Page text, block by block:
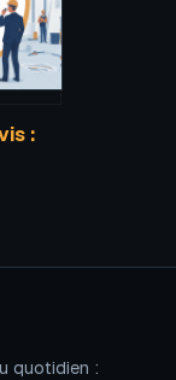
:
quotidien :